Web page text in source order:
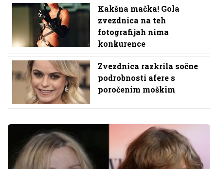
Kakšna mačka! Gola
zvezdnica na teh
fotografijah nima
konkurence
Zvezdnica razkrila sočne
podrobnosti afere s
poročenim moškim